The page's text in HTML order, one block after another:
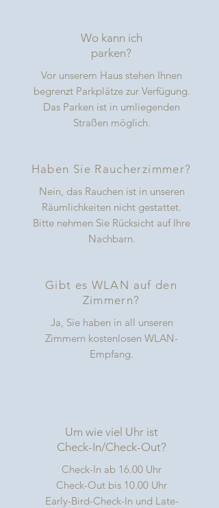
Wo kann ich
parken?
Vor unserem Haus stehen Ihnen
begrenzt Parkplätze zur Verfügung.
Das Parken ist in umliegenden
Straßen möglich.
Haben Sie Raucherzimmer?
Nein, das Rauchen ist in unseren
Räumlichkeiten nicht gestattet.
Bitte nehmen Sie Rücksicht auf Ihre
Nachbarn.
Gibt es WLAN auf den
Zimmern?
Ja, Sie haben in all unseren
Zimmern kostenlosen WLAN-
Empfang.
Um wie viel Uhr ist
Check-In/Check-Out?
Check-In ab 16.00 Uhr
Check-Out bis 10.00 Uhr
Early-Bird-Check-In und Late-